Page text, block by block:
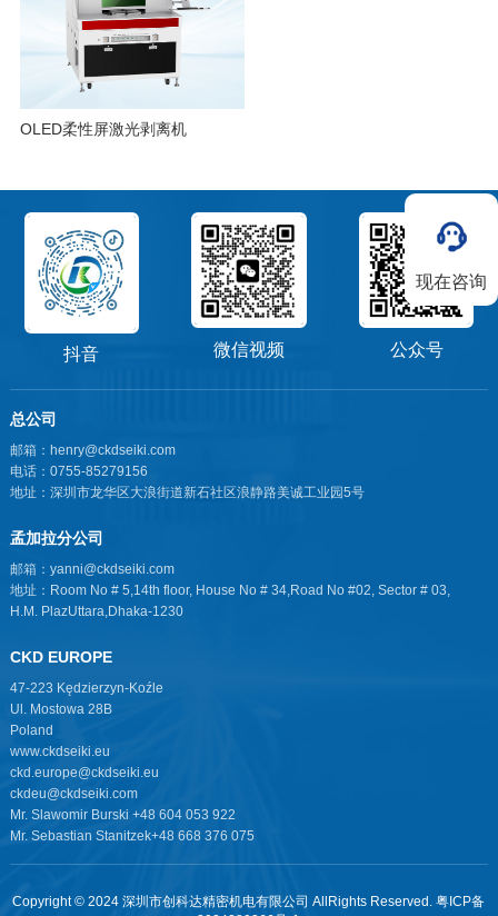
OLED柔性屏激光剥离机
抖音 微信视频 公众号
总公司
邮箱：henry@ckdseiki.com
电话：0755-85279156
地址：深圳市龙华区大浪街道新石社区浪静路美诚工业园5号
孟加拉分公司
邮箱：yanni@ckdseiki.com
地址：Room No # 5,14th floor, House No # 34,Road No #02, Sector # 03,
H.M. PlazUttara,Dhaka-1230
CKD EUROPE
47-223 Kędzierzyn-Koźle
Ul. Mostowa 28B
Poland
www.ckdseiki.eu
ckd.europe@ckdseiki.eu
ckdeu@ckdseiki.com
Mr. Slawomir Burski +48 604 053 922
Mr. Sebastian Stanitzek+48 668 376 075
Copyright © 2024 深圳市创科达精密机电有限公司 AllRights Reserved.粤ICP备
现在咨询